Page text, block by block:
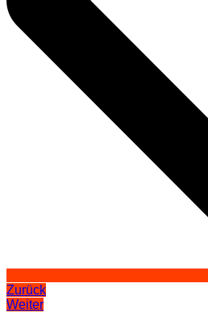
Zurück
Weiter